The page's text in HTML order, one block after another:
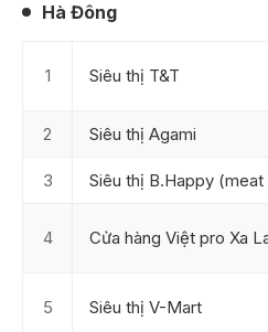
Hà Đông
1 Siêu thị T&T
2 Siêu thị Agami
3 Siêu thị B.Happy
4 Cửa hàng Việt pro Xa
5 Siêu thị V-Mart